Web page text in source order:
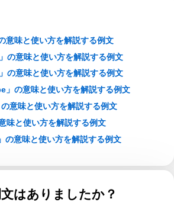
意味と使い方を解説する例文
の意味と使い方を解説する例文
の意味と使い方を解説する例文
」の意味と使い方を解説する例文
意味と使い方を解説する例文
味と使い方を解説する例文
の意味と使い方を解説する例文
はありましたか？